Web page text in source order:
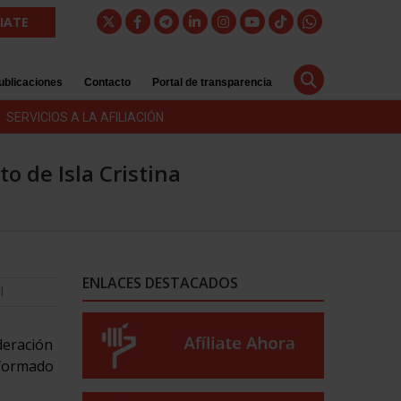
Contacto Portal de transparencia
SERVICIOS A LA AFILIACIÓN
de Isla Cristina
ENLACES DESTACADOS